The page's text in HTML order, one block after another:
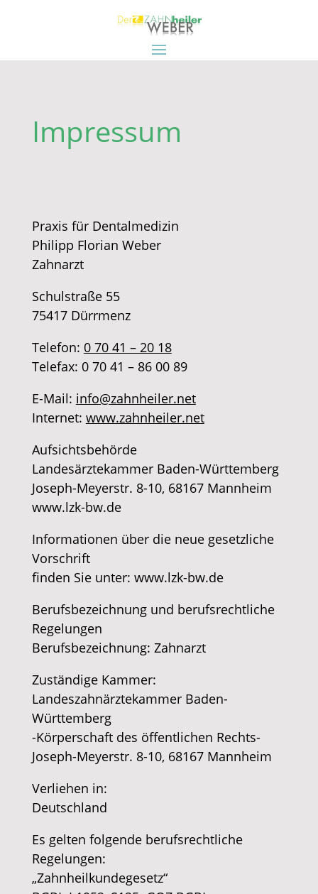
Impressum
​Praxis für Dentalmedizin
Philipp Florian Weber
Zahnarzt
​Schulstraße 55
75417 Dürrmenz
​Telefon: 0 70 41 – 20 18
Telefax: 0 70 41 – 86 00 89
E-Mail: info@zahnheiler.net
Internet: www.zahnheiler.net
​Aufsichtsbehörde
Landesärztekammer Baden-Württemberg
Joseph-Meyerstr. 8-10, 68167 Mannheim
www.lzk-bw.de
​Informationen über die neue gesetzliche
Vorschrift
finden Sie unter: www.lzk-bw.de
​Berufsbezeichnung und berufsrechtliche
Regelungen
Berufsbezeichnung: Zahnarzt
​Zuständige Kammer:
Landeszahnärztekammer Baden-
Württemberg
-Körperschaft des öffentlichen Rechts-
Joseph-Meyerstr. 8-10, 68167 Mannheim
​Verliehen in:
Deutschland
​Es gelten folgende berufsrechtliche
Regelungen:
„Zahnheilkundegesetz“